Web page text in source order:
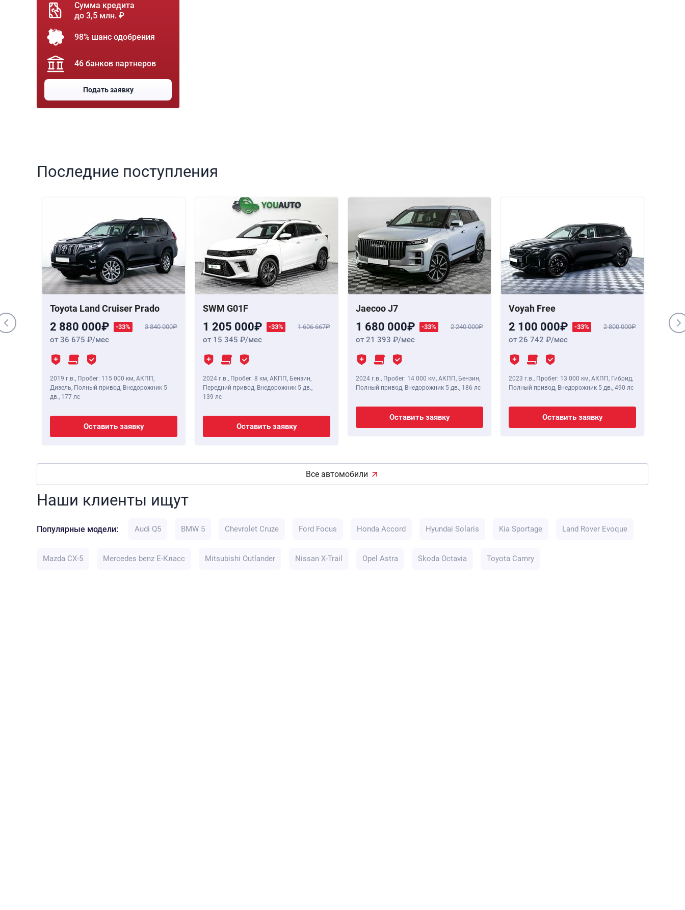
Сумма кредита
до 3,5 млн. ₽
98% шанс одобрения
46 банков партнеров
Подать заявку
Последние поступления
Toyota Land Cruiser Prado
2 880 000 -33% 3 840 000
от 36 675 /мес
2019 г.в., Пробег: 115 000 км, АКПП,
Дизель, Полный привод, Внедорожник 5
дв., 177 лс
Оставить заявку
SWM G01F
1 205 000 -33% 1 606 667
от 15 345 /мес
2024 г.в., Пробег: 8 км, АКПП, Бензин,
Передний привод, Внедорожник 5 дв.,
139 лс
Оставить заявку
Jaecoo J7
1 680 000 -33% 2 240 000
от 21 393 /мес
2024 г.в., Пробег: 14 000 км, АКПП, Бензин,
Полный привод, Внедорожник 5 дв., 186 лс
Оставить заявку
Voyah Free
2 100 000 -33% 2 800 000
от 26 742 /мес
2023 г.в., Пробег: 13 000 км, АКПП, Гибрид,
Полный привод, Внедорожник 5 дв., 490 лс
Оставить заявку
1
Все автомобили
Наши клиенты ищут
Популярные модели: Audi Q5 BMW 5 Chevrolet Cruze Ford Focus Honda Accord Hyundai Solaris Kia Sportage Land Rover Evoque
Mazda CX-5 Mercedes benz E-Класс Mitsubishi Outlander Nissan X-Trail Opel Astra Skoda Octavia Toyota Camry